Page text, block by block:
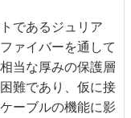
であるジュリア
ァイバーを通して
当な厚みの保護層
難であり、仮に接
ーブルの機能に影